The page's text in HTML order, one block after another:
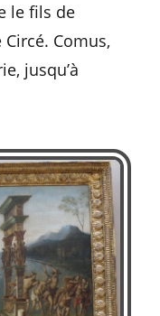
le fils de
Comus,
jusqu’à